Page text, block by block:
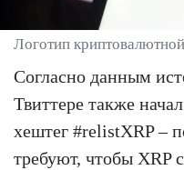
Логотип
Согласно данным
Твиттере также
хештег #relistXRP –
требуют, чтобы XRP